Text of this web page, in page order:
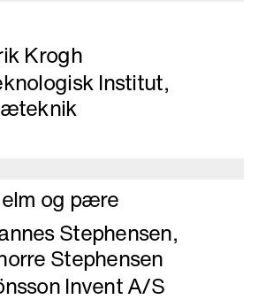
Krogh
Institut,
og pære
Stephensen,
Stephensen
Invent A/S